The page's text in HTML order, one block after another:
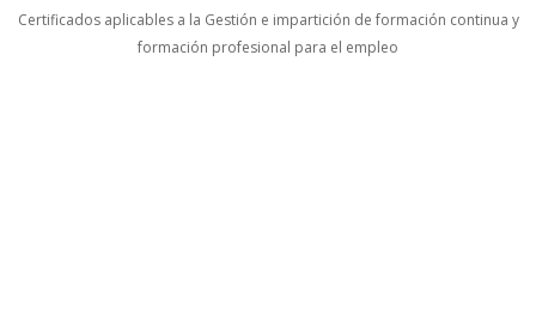
Certificados aplicables a la Gestión e impartición de formación continua y
formación profesional para el empleo